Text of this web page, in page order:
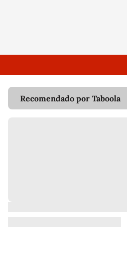
Recomendado por Taboola